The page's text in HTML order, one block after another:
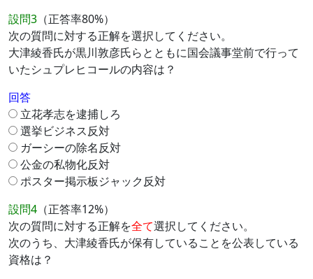
設問3 （正答率80%）
次の質問に対する正解を選択してください。
大津綾香氏が黒川敦彦氏らとともに国会議事堂前で行って
いたシュプレヒコールの内容は？
回答
立花孝志を逮捕しろ
選挙ビジネス反対
ガーシーの除名反対
公金の私物化反対
ポスター掲示板ジャック反対
設問4 （正答率12%）
次の質問に対する正解を全て選択してください。
次のうち、大津綾香氏が保有していることを公表している
資格は？